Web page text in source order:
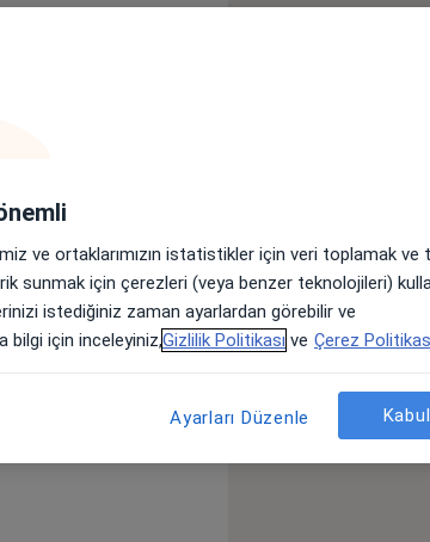
Görüşler (5)
vermektedir.
ve ortaklarımızın istatistikler için veri toplamak ve
sunmak için çerezleri (veya benzer teknolojileri)
istediğiniz zaman ayarlardan görebilir ve
bilgi için inceleyiniz,Gizlilik Politikası ve Çerez
Ayarları Düzenle